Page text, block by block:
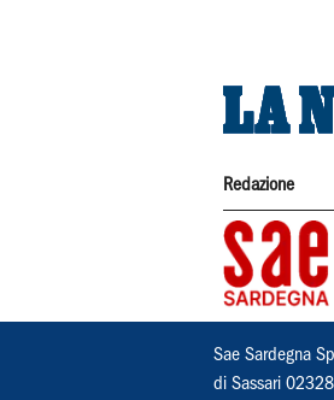
Redazione
Sae Sardegna
di Sassari